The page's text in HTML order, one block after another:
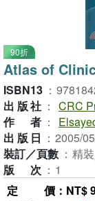
90折
Atlas of
ISBN13 ：
出版社 ： CRC
作者 ：
出版日 ： 2005/
裝訂／頁數 ： 精
版次 ： 1
定價 ：NT$